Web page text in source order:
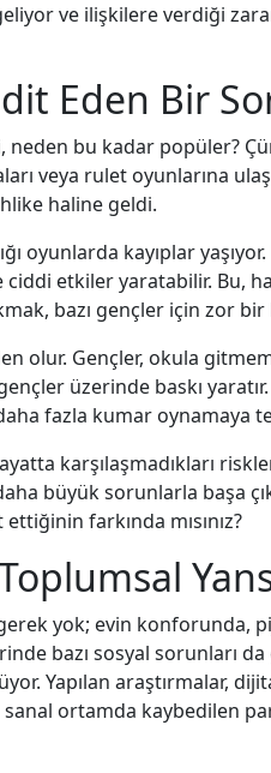
ve ilişkilere verdiği
Eden Bir
bu kadar popüler?
veya rulet oyunlarına
haline geldi.
oyunlarda kayıplar
etkiler yaratabilir. Bu,
bazı gençler için zor
olur. Gençler, okula
üzerinde baskı
fazla kumar oynamaya
karşılaşmadıkları
büyük sorunlarla başa
farkında mısınız?
yok; evin konforunda,
bazı sosyal sorunları
Yapılan araştırmalar,
sanal ortamda kaybedilen